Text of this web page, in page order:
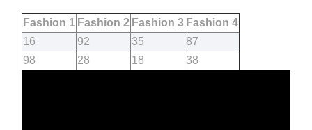
Fashion 1 Fashion 2 Fashion 3 Fashion 4
16
92 35
87
98
28 18 38